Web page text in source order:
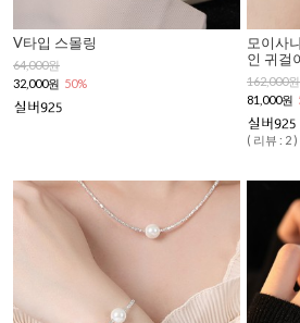
V타입 스몰링
64,000원
32,000원 50%
모이사
인 귀걸
162,000원
81,000원
( 리뷰 : 2 )